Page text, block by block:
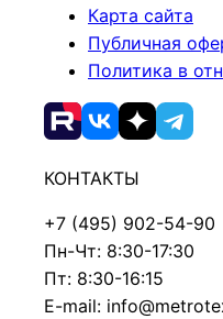
Карта сайта
Публичная
Политика в
КОНТАКТЫ
+7 (495) 902-54-90
Пн-Чт: 8:30-17:30
Пт: 8:30-16:15
E-mail: